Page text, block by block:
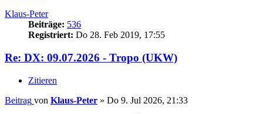
Klaus-Peter
Beiträge: 536
Registriert: Do 28. Feb 2019, 17:55
Re: DX: 09.07.2026 - Tropo (UKW)
Zitieren
Beitrag von Klaus-Peter » Do 9. Jul 2026, 21:33